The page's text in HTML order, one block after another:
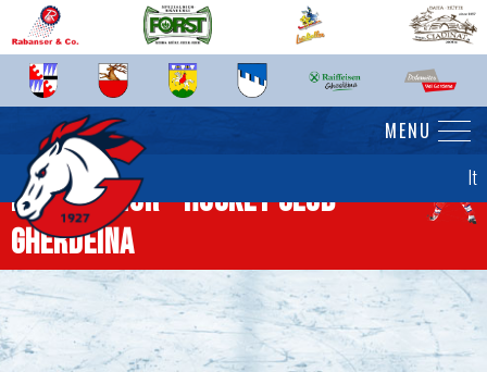
It
MENU
News junior - Hockey Club
Gherdëina